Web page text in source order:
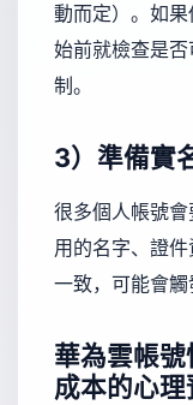
動而定）。如
始前就檢查是
制。
3）準備實
很多個人帳號
用的名字、證
一致，可能會觸
華為雲帳號
成本的心理